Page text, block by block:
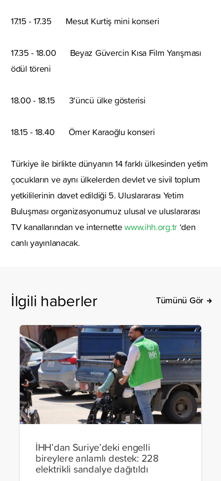
17.15 - 17.35 Mesut Kurtiş mini konseri
17.35 - 18.00 Beyaz Güvercin Kısa Film Yarışması
ödül töreni
18.00 - 18.15 3'üncü ülke gösterisi
18.15 - 18.40 Ömer Karaoğlu konseri
Türkiye ile birlikte dünyanın 14 farklı ülkesinden yetim
çocukların ve aynı ülkelerden devlet ve sivil toplum
yetkililerinin davet edildiği 5. Uluslararası Yetim
Buluşması organizasyonumuz ulusal ve uluslararası
TV kanallarından ve internettewww.ihh.org.tr ‘den
canlı yayınlanacak.
İlgili haberler Tümünü Gör
İHH’dan Suriye’deki engelli
bireylere anlamlı destek: 228
elektrikli sandalye dağıtıldı